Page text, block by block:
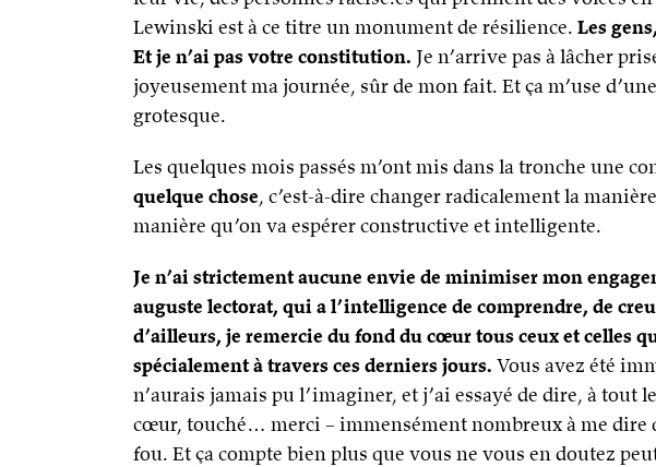
Lewinski est à ce titre un monument de résilience. Les
Et je n’ai pas votre constitution. Je n’arrive pas à lâcher
joyeusement ma journée, sûr de mon fait. Et ça m’use
grotesque.
Les quelques mois passés m’ont mis dans la tronche une
quelque chose, c’est-à-dire changer radicalement la
manière qu’on va espérer constructive et intelligente.
Je n’ai strictement aucune envie de minimiser mon
auguste lectorat, qui a l’intelligence de comprendre, de
d’ailleurs, je remercie du fond du cœur tous ceux et celles
spécialement à travers ces derniers jours. Vous avez été
n’aurais jamais pu l’imaginer, et j’ai essayé de dire, à tout
cœur, touché… merci – immensément nombreux à me dire
fou. Et ça compte bien plus que vous ne vous en doutez